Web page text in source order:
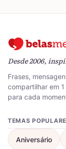
Desde 2006,
Frases,
compartilhar em
para cada
TEMAS
Aniversário